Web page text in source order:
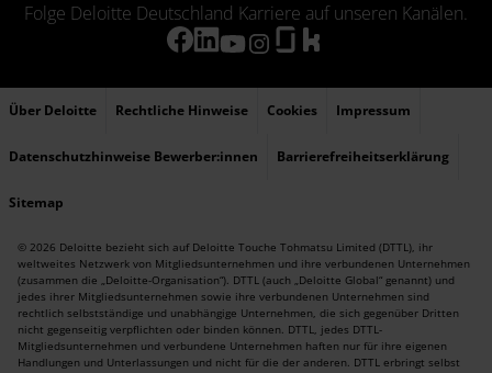
Folge Deloitte Deutschland Karriere auf unseren Kanälen.
Über Deloitte Rechtliche Hinweise Cookies Impressum
Datenschutzhinweise Bewerber:innen Barrierefreiheitserklärung
Sitemap
© 2026 Deloitte bezieht sich auf Deloitte Touche Tohmatsu Limited (DTTL), ihr
weltweites Netzwerk von Mitgliedsunternehmen und ihre verbundenen Unternehmen
(zusammen die „Deloitte-Organisation“). DTTL (auch „Deloitte Global“ genannt) und
jedes ihrer Mitgliedsunternehmen sowie ihre verbundenen Unternehmen sind
rechtlich selbstständige und unabhängige Unternehmen, die sich gegenüber Dritten
nicht gegenseitig verpflichten oder binden können. DTTL, jedes DTTL-
Mitgliedsunternehmen und verbundene Unternehmen haften nur für ihre eigenen
Handlungen und Unterlassungen und nicht für die der anderen. DTTL erbringt selbst